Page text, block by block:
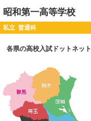
昭和第一高等学校
私立 普通科
各県の高校入試ドットネット